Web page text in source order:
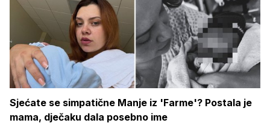
Sjećate se simpatične Manje iz 'Farme'? Postala je
mama, dječaku dala posebno ime